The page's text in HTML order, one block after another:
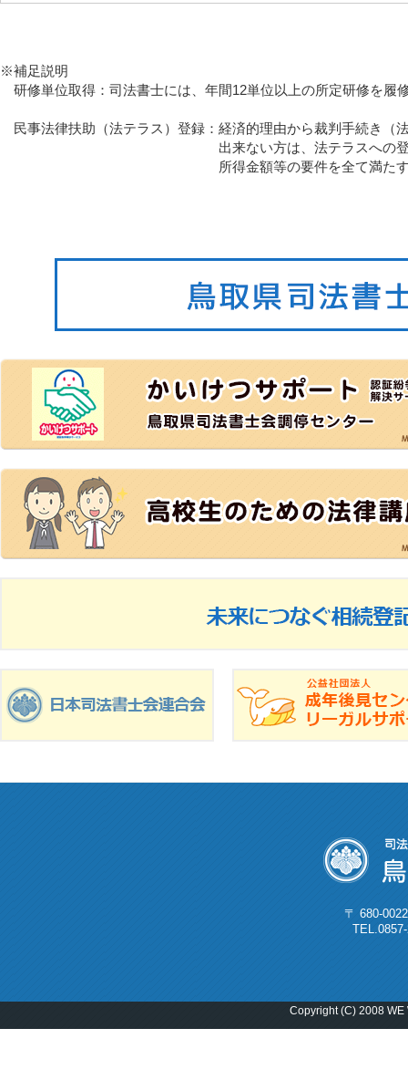
※補足説明
研修単位取得：司法書士には、年間12単位以上の所定
民事法律扶助（法テラス）登録：経済的理由から裁判手続き（
出来ない方は、法テラスへの登録会員へ
所得金額等の要件を全て満たす方は、低廉な
〒 680-
Copyright (C) 2008 WE